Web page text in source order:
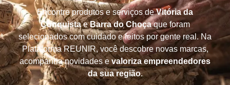
Encontre produtos e serviços deVitória da
ConquistaeBarra do Choçaque foram
selecionados com cuidado e feitos por gente real. Na
Plataforma REUNIR, você descobre novas marcas,
acompanha novidades e valoriza empreendedores
da sua região.